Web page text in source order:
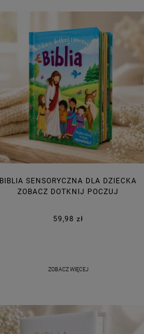
BIBLIA SENSORYCZNA DLA DZIECKA
ZOBACZ DOTKNIJ POCZUJ
59,98 zł
ZOBACZ WIĘCEJ